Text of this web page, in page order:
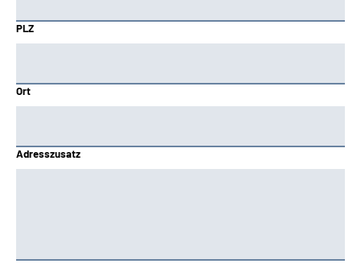
PLZ
Ort
Adresszusatz